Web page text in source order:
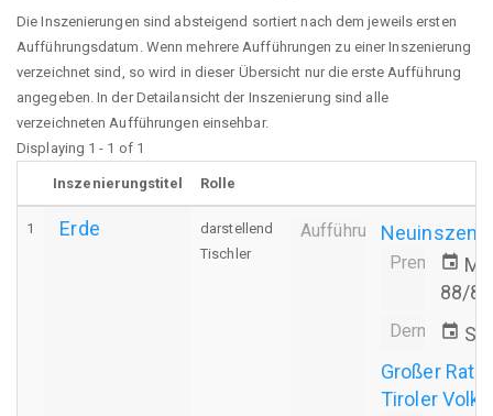
Die Inszenierungen sind absteigend sortiert nach dem jeweils ersten
Aufführungsdatum. Wenn mehrere Aufführungen zu einer Inszenierung
verzeichnet sind, so wird in dieser Übersicht nur die erste Aufführung
angegeben. In der Detailansicht der Inszenierung sind alle
verzeichneten Aufführungen einsehbar.
Displaying 1 - 1 of 1
Inszenierungstitel Rolle
1 Erde
darstellend
Tischler
Aufführung
Premiere
event
88/89
Derniere
event
Großer
Tiroler